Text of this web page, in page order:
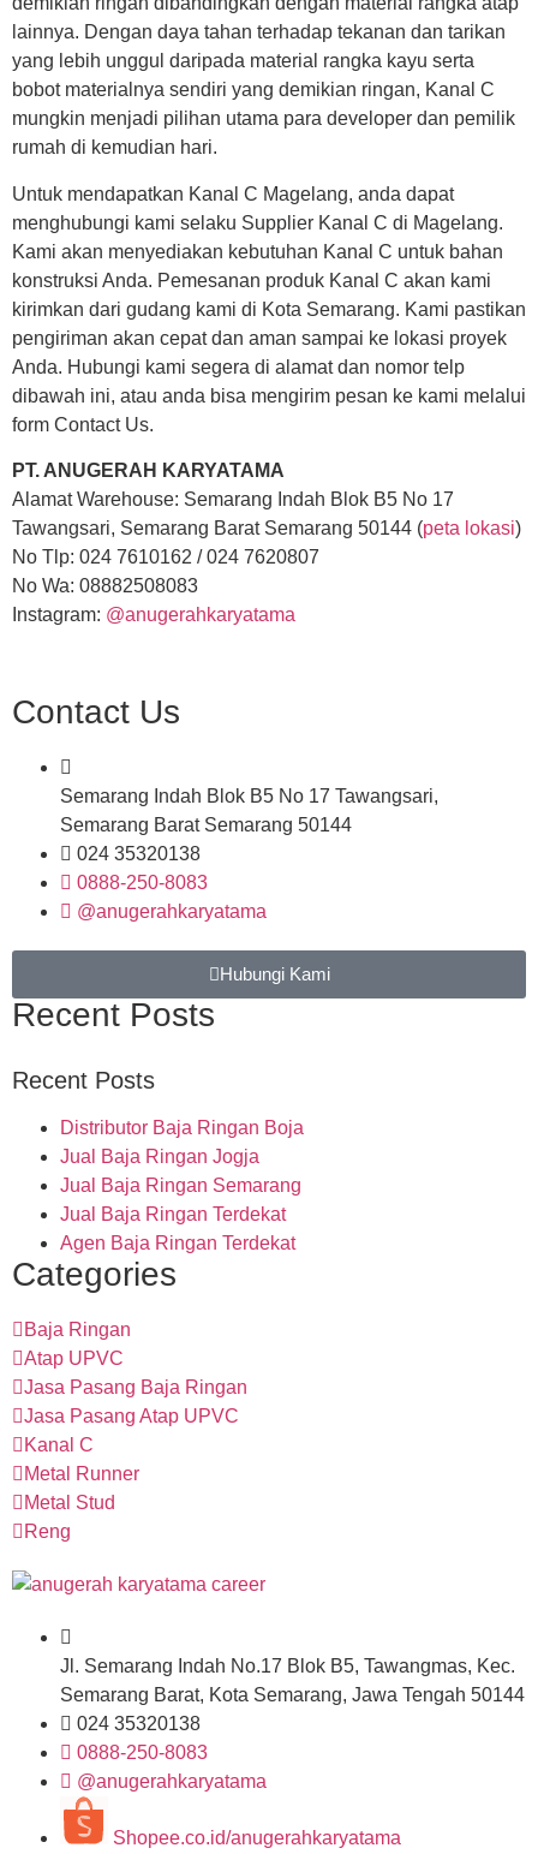
lainnya. Dengan daya tahan terhadap tekanan dan tarikan
yang lebih unggul daripada material rangka kayu serta
bobot materialnya sendiri yang demikian ringan, Kanal C
mungkin menjadi pilihan utama para developer dan pemilik
rumah di kemudian hari.
Untuk mendapatkan Kanal C Magelang, anda dapat
menghubungi kami selaku Supplier Kanal C di Magelang.
Kami akan menyediakan kebutuhan Kanal C untuk bahan
konstruksi Anda. Pemesanan produk Kanal C akan kami
kirimkan dari gudang kami di Kota Semarang. Kami pastikan
pengiriman akan cepat dan aman sampai ke lokasi proyek
Anda. Hubungi kami segera di alamat dan nomor telp
dibawah ini, atau anda bisa mengirim pesan ke kami melalui
form Contact Us.
PT. ANUGERAH KARYATAMA
Alamat Warehouse: Semarang Indah Blok B5 No 17
Tawangsari, Semarang Barat Semarang 50144 (peta lokasi)
No Tlp: 024 7610162 / 024 7620807
No Wa: 08882508083
Instagram: @anugerahkaryatama
Contact Us
Semarang Indah Blok B5 No 17 Tawangsari,
Semarang Barat Semarang 50144
024 35320138
0888-250-8083
@anugerahkaryatama
Hubungi Kami
Recent Posts
Recent Posts
Distributor Baja Ringan Boja
Jual Baja Ringan Jogja
Jual Baja Ringan Semarang
Jual Baja Ringan Terdekat
Agen Baja Ringan Terdekat
Categories
Baja Ringan
Atap UPVC
Jasa Pasang Baja Ringan
Jasa Pasang Atap UPVC
Kanal C
Metal Runner
Metal Stud
Reng
Jl. Semarang Indah No.17 Blok B5, Tawangmas, Kec.
Semarang Barat, Kota Semarang, Jawa Tengah 50144
024 35320138
0888-250-8083
@anugerahkaryatama
Shopee.co.id/anugerahkaryatama